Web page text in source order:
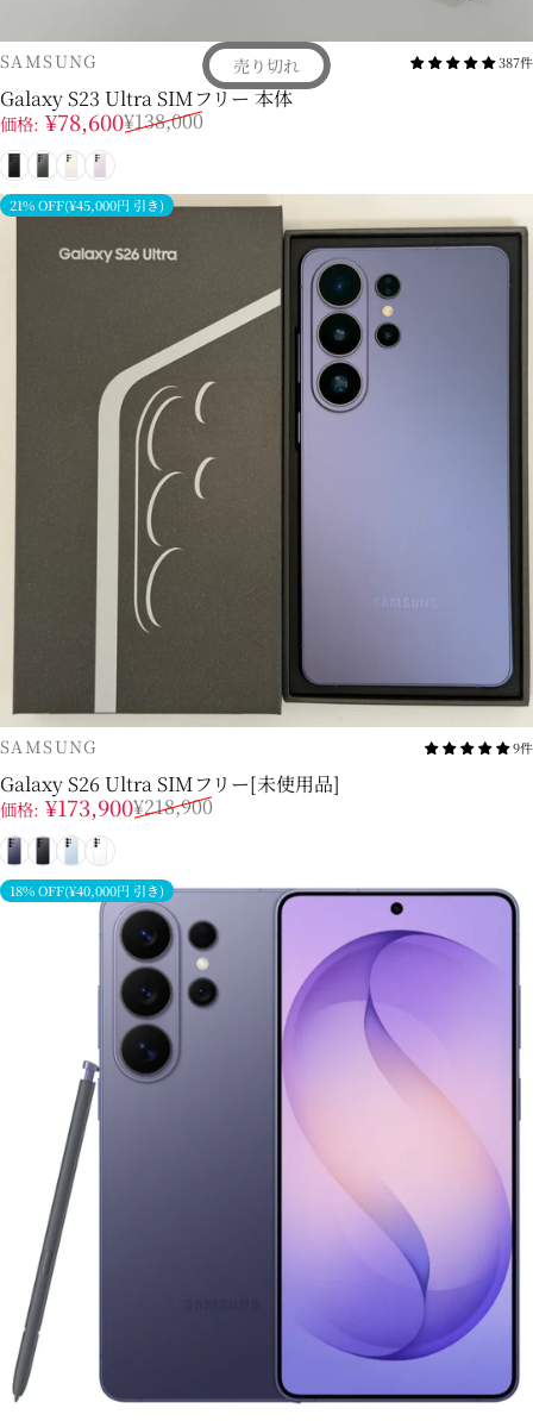
売り切れ
販売業者
SAMSUNG 387件
Galaxy S23 Ultra SIMフリー 本体
販売価格
価格: ¥78,600
通常価格 ¥138,000
ブラック
グリーン
クリーム
ラベンダー
21% OFF(¥45,000円 引き)
販売業者
SAMSUNG 9件
Galaxy S26 Ultra SIMフリー[未使用品]
販売価格
価格: ¥173,900
通常価格 ¥218,900
コバルトバイオレット
ブラック
スカイブルー
ホワイト
18% OFF(¥40,000円 引き)